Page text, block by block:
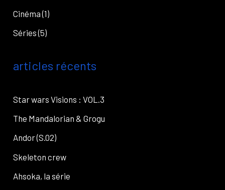
h
r
Cinéma(1)
Séries(5)
articles récents
Star wars Visions : VOL.3
The Mandalorian & Grogu
Andor (S.02)
Skeleton crew
Ahsoka, la série